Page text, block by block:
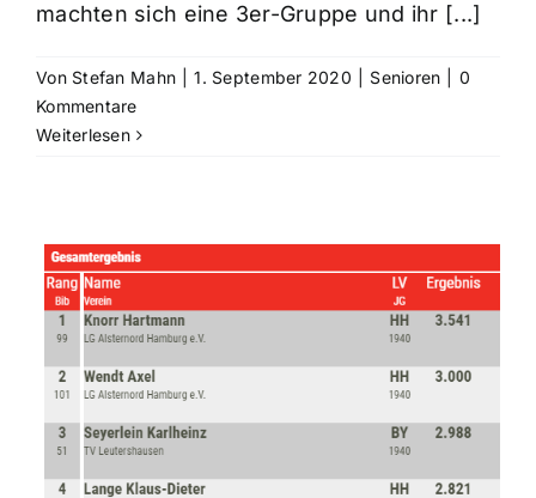
machten sich eine 3er-Gruppe und ihr [...]
Von Stefan Mahn 1. September 2020 Senioren
0
Kommentare
Weiterlesen